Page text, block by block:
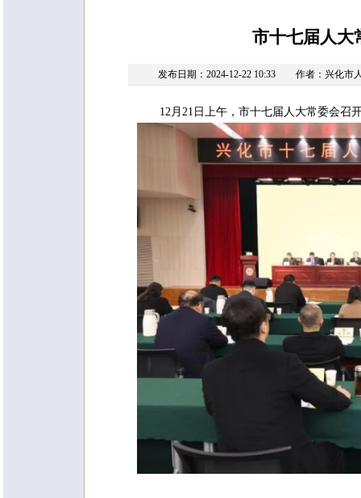
市十七届人大
发布日期：2024-12-22 10:33 作者：兴化市
12月21日上午，市十七届人大常委会召